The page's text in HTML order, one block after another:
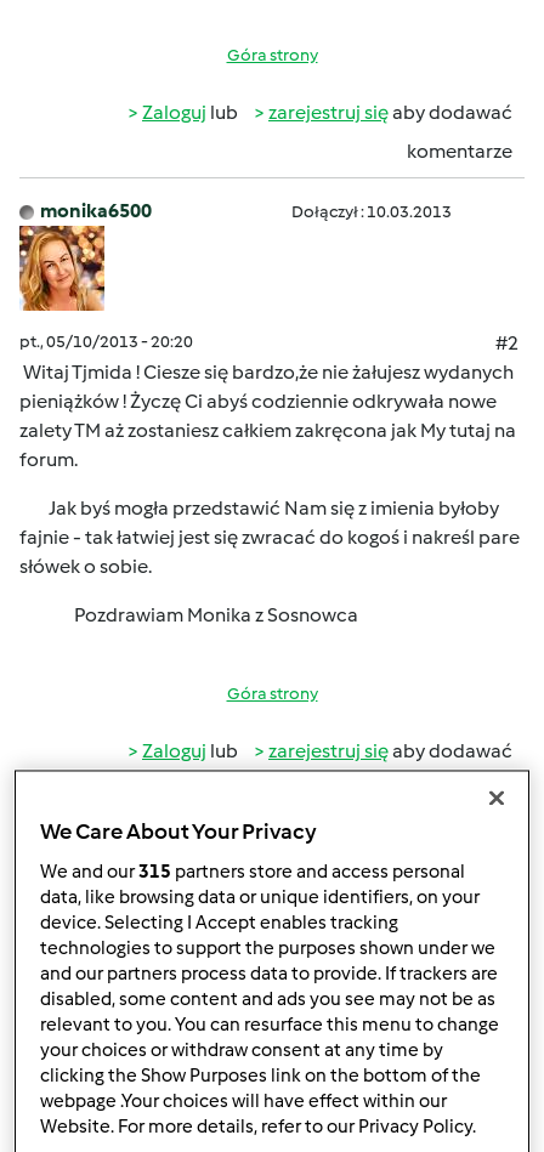
Góra strony
Zaloguj lub zarejestruj sięaby dodawać
komentarze
monika6500 Dołączył : 10.03.2013
pt., 05/10/2013 - 20:20
#2
Witaj Tjmida ! Ciesze się bardzo,że nie żałujesz wydanych
pieniążków ! Życzę Ci abyś codziennie odkrywała nowe
zalety TM aż zostaniesz całkiem zakręcona jak My tutaj na
forum.
Jak byś mogła przedstawić Nam się z imienia byłoby
fajnie - tak łatwiej jest się zwracać do kogoś i nakreśl pare
słówek o sobie.
Pozdrawiam Monika z Sosnowca
Góra strony
Zaloguj lub zarejestruj sięaby dodawać
komentarze
(niezweryfikowany)
pt., 05/10/2013 - 20:29
Witaj
No fakt, jak masz na imie kochana ?
Ciesze sie, ze docenilas TM, ze lubisz gotowac, i ze
We Care About Your Privacy
We and our315 partners store and access personal
data, like browsing data or unique identifiers, on your
device. Selecting I Accept enables tracking
technologies to support the purposes shown under we
and our partners process data to provide. If trackers are
disabled, some content and ads you see may not be as
relevant to you. You can resurface this menu to change
your choices or withdraw consent at any time by
clicking the Show Purposes link on the bottom of the
webpage .Your choices will have effect within our
Website. For more details, refer to our Privacy Policy.